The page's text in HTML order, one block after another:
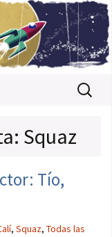
Buscar:
Squaz
Tío,
, Squaz, Todas las